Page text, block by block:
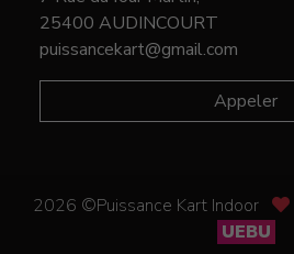
25400 AUDINCOURT
puissancekart@gmail.com
Appeler
2026 ©Puissance Kart Indoor
UEBU